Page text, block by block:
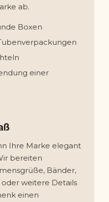
ab.
Boxen
einer
Ihre Marke elegant
bereiten
Bänder,
weitere Details
einen